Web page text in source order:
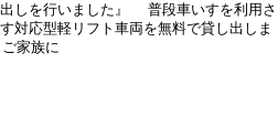
出しを行いました』 普段車いすを利用さ
対応型軽リフト車両を無料で貸し出しま
家族に